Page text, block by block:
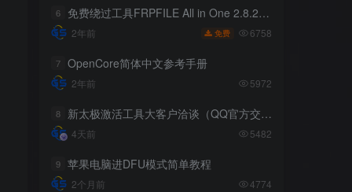
6 免费绕过工具FRPFILE All in One 2.8.2，支持iOS 12.5.3~14.8
2年前 免费 6758
7 OpenCore简体中文参考手册
2年前 5972
8 新太极激活工具大客户洽谈（QQ官方交流群：523943346）
4天前 5482
9 苹果电脑进DFU模式简单教程
2个月前 4774
6 免费绕过工具FRPFILE All in One 2.8.2，支持iOS 12.5.3~14.8
2年前 免费 6758
7 OpenCore简体中文参考手册
2年前 5972
8 新太极激活工具大客户洽谈（QQ官方交流群：523943346）
4天前 5482
9 苹果电脑进DFU模式简单教程
2个月前 4774